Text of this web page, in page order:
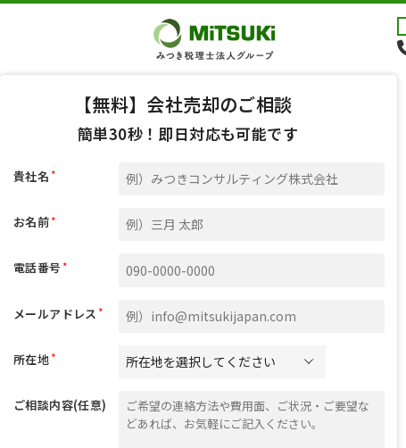
【無料】会社売却のご相談
簡単30秒！即日対応も可能です
貴社名 *
お名前*
電話番号 *
メールアドレス *
所在地*
ご相談内容(任意)